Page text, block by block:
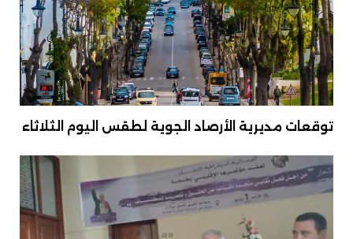
توقعات مديرية الأرصاد الجوية لطقس اليوم الثلاثاء